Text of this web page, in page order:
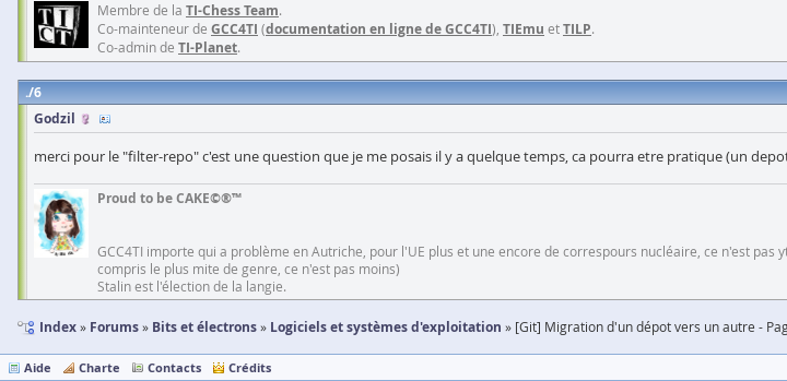
Membre de la TI-Chess Team.
Co-mainteneur de GCC4TI (documentation en ligne de GCC4TI), TIEmu etTILP.
Co-admin de TI-Planet.
6
Godzil
merci pour le "filter-repo" c'est une question que je me posais il y a quelque temps, ca pourra etre pratique (un
Proud to be CAKE©®™
GCC4TI importe qui a problème en Autriche, pour l'UE plus et une encore de correspours nucléaire, ce n'est
compris le plus mite de genre, ce n'est pas moins)
Stalin est l'élection de la langie.
Index Forums Bits et électrons Logiciels et systèmes d'exploitation [Git] Migration d'un dépot vers un autre -
Aide Charte Contacts Crédits